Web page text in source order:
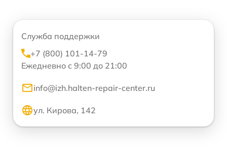
Служба поддержки
+7 (800) 101-14-79
Ежедневно с 9:00 до 21:00
info@izh.halten-repair-center.ru
ул. Кирова, 142